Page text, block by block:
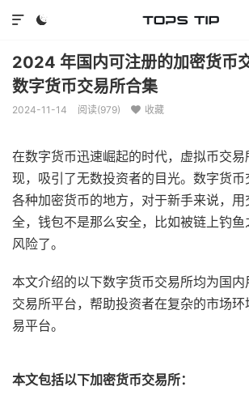


2024 年国内可注册的加密货币
数字货币交易所合集
2024-11-14 阅读(979)  收藏
在数字货币迅速崛起的时代，虚拟币交
现，吸引了无数投资者的目光。数字货
各种加密货币的地方，对于新手来说，
全，钱包不是那么安全，比如被链上钓
风险了。
本文介绍的以下数字货币交易所均为国
交易所平台，帮助投资者在复杂的市场
易平台。
本文包括以下加密货币交易所：